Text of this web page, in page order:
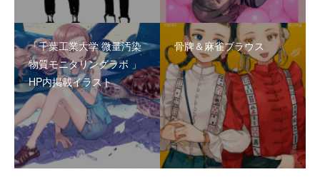
「千葉工業大学 微量汚染
物質モニタリングラボ 」
HP内掲載イラスト
骨牌＆麻雀ブラウス